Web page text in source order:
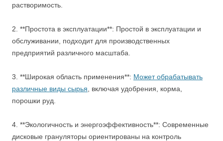
растворимость.
2. **Простота в эксплуатации**: Простой в эксплуатации и
обслуживании, подходит для производственных
предприятий различного масштаба.
3. **Широкая область применения**: Может обрабатывать
различные виды сырья , включая удобрения, корма,
порошки руд.
4. **Экологичность и энергоэффективность**: Современные
дисковые грануляторы ориентированы на контроль